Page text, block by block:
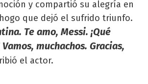
y compartió su alegría en
que dejó el sufrido triunfo.
Te amo, Messi. ¡Qué
muchachos. Gracias,
el actor.